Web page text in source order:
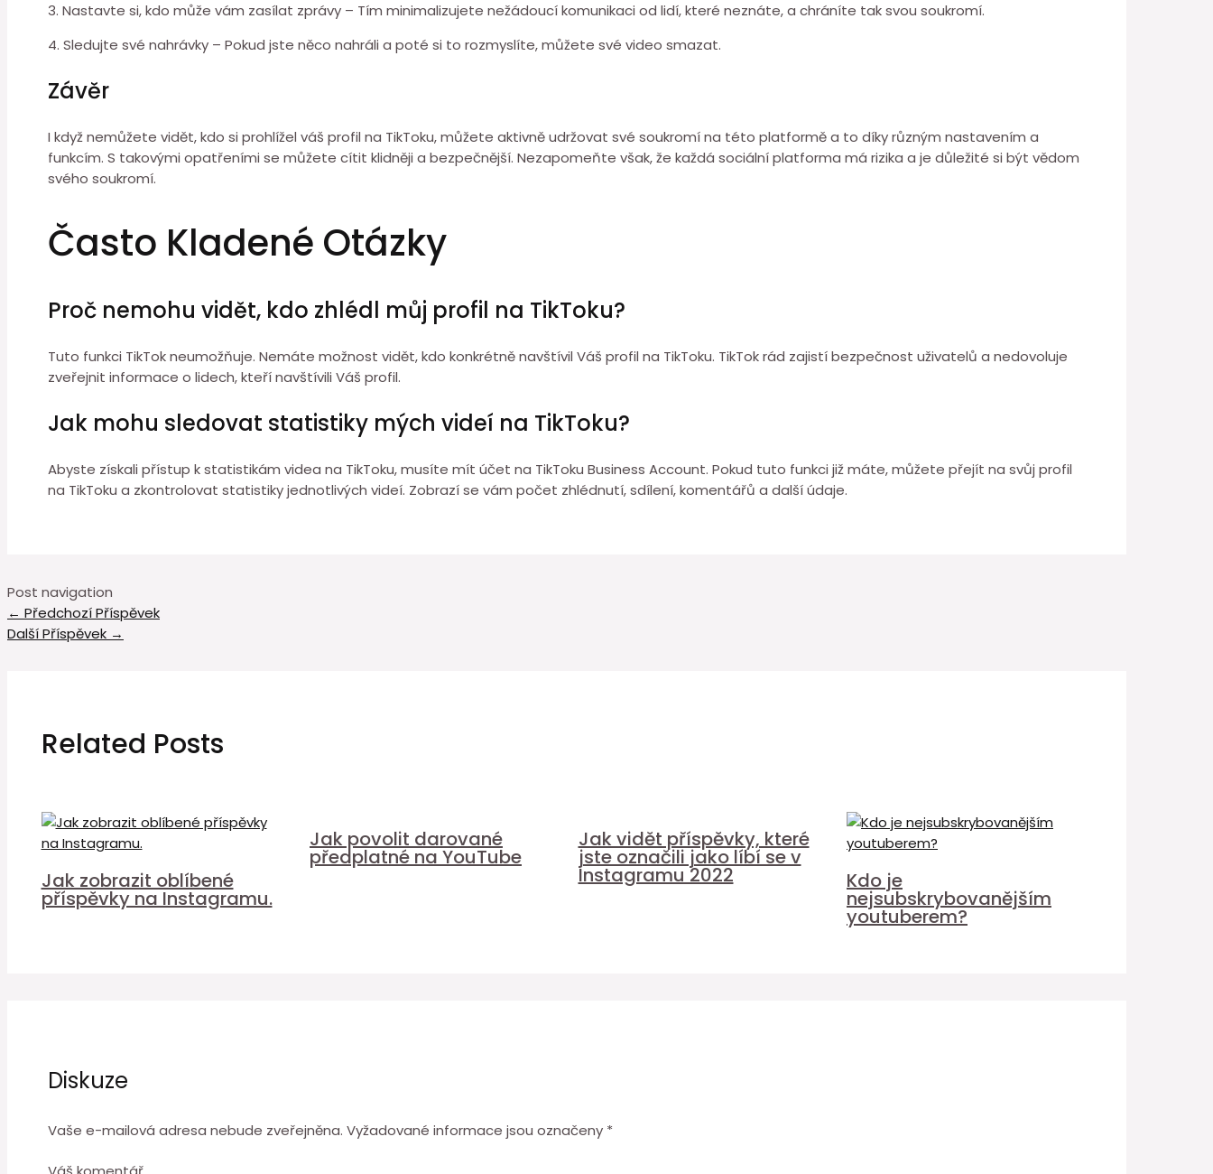
3. Nastavte si, kdo může vám zasílat zprávy – Tím minimalizujete nežádoucí komunikaci od lidí, které neznáte, a chráníte tak svou soukromí.
4. Sledujte své nahrávky – Pokud jste něco nahráli a poté si to rozmyslíte, můžete své video smazat.
Závěr
I když nemůžete vidět, kdo si prohlížel váš profil na TikToku, můžete aktivně udržovat své soukromí na této platformě a to díky různým nastavením a
funkcím. S takovými opatřeními se můžete cítit klidněji a bezpečnější. Nezapomeňte však, že každá sociální platforma má rizika a je důležité si být vědom
svého soukromí.
Často Kladené Otázky
Proč nemohu vidět, kdo zhlédl můj profil na TikToku?
Tuto funkci TikTok neumožňuje. Nemáte možnost vidět, kdo konkrétně navštívil Váš profil na TikToku. TikTok rád zajistí bezpečnost uživatelů a nedovoluje
zveřejnit informace o lidech, kteří navštívili Váš profil.
Jak mohu sledovat statistiky mých videí na TikToku?
Abyste získali přístup k statistikám videa na TikToku, musíte mít účet na TikToku Business Account. Pokud tuto funkci již máte, můžete přejít na svůj profil
na TikToku a zkontrolovat statistiky jednotlivých videí. Zobrazí se vám počet zhlédnutí, sdílení, komentářů a další údaje.
Post navigation
← Předchozí Příspěvek
Další Příspěvek →
Related Posts
Jak zobrazit oblíbené
příspěvky na Instagramu.
Jak povolit darované
předplatné na YouTube
Jak vidět příspěvky, které
jste označili jako líbí se v
Instagramu 2022 Kdo je
nejsubskrybovanějším
youtuberem?
Diskuze
Vaše e-mailová adresa nebude zveřejněna. Vyžadované informace jsou označeny *